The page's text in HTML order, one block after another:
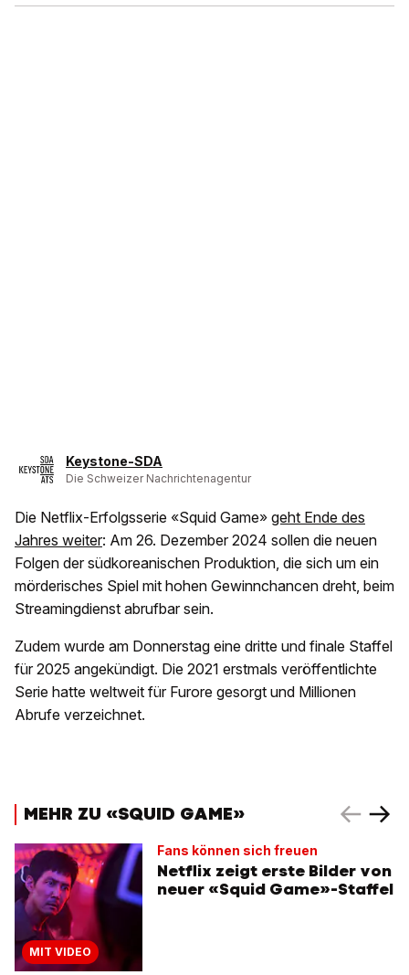
Keystone-SDA
Die Schweizer Nachrichtenagentur
Die Netflix-Erfolgsserie «Squid Game» geht Ende des
Jahres weiter: Am 26. Dezember 2024 sollen die neuen
Folgen der südkoreanischen Produktion, die sich um ein
mörderisches Spiel mit hohen Gewinnchancen dreht, beim
Streamingdienst abrufbar sein.
Zudem wurde am Donnerstag eine dritte und finale Staffel
für 2025 angekündigt. Die 2021 erstmals veröffentlichte
Serie hatte weltweit für Furore gesorgt und Millionen
Abrufe verzeichnet.
MEHR ZU «SQUID GAME»
MIT VIDEO
Fans können sich freuen
Netflix zeigt erste Bilder von
neuer «Squid Game»-Staffel